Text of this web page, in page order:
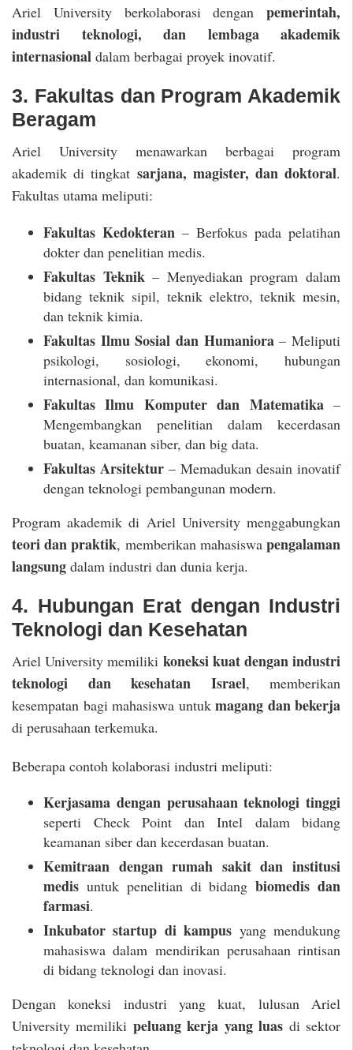
Ariel University berkolaborasi dengan pemerintah,
industri teknologi, dan lembaga akademik
internasional dalam berbagai proyek inovatif.
3. Fakultas dan Program Akademik
Beragam
Ariel University menawarkan berbagai program
akademik di tingkat sarjana, magister, dan doktoral.
Fakultas utama meliputi:
Fakultas Kedokteran – Berfokus pada pelatihan
dokter dan penelitian medis.
Fakultas Teknik– Menyediakan program dalam
bidang teknik sipil, teknik elektro, teknik mesin,
dan teknik kimia.
Fakultas Ilmu Sosial dan Humaniora– Meliputi
psikologi, sosiologi, ekonomi, hubungan
internasional, dan komunikasi.
Fakultas Ilmu Komputer dan Matematika–
Mengembangkan penelitian dalam kecerdasan
buatan, keamanan siber, dan big data.
Fakultas Arsitektur – Memadukan desain inovatif
dengan teknologi pembangunan modern.
Program akademik di Ariel University menggabungkan
teori dan praktik, memberikan mahasiswapengalaman
langsung dalam industri dan dunia kerja.
4. Hubungan Erat dengan Industri
Teknologi dan Kesehatan
Ariel University memiliki koneksi kuat dengan industri
teknologi dan kesehatan Israel, memberikan
kesempatan bagi mahasiswa untuk magang dan bekerja
di perusahaan terkemuka.
Beberapa contoh kolaborasi industri meliputi:
Kerjasama dengan perusahaan teknologi tinggi
seperti Check Point dan Intel dalam bidang
keamanan siber dan kecerdasan buatan.
Kemitraan dengan rumah sakit dan institusi
medis untuk penelitian di bidangbiomedis dan
farmasi.
Inkubator startup di kampus yang mendukung
mahasiswa dalam mendirikan perusahaan rintisan
di bidang teknologi dan inovasi.
Dengan koneksi industri yang kuat, lulusan Ariel
University memiliki peluang kerja yang luas di sektor